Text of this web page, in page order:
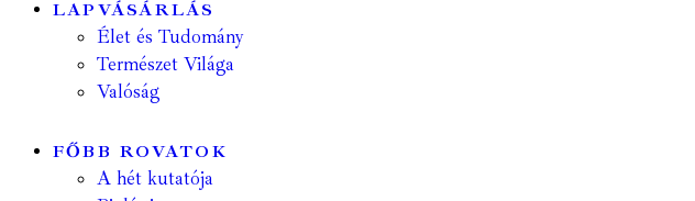
LAPVÁSÁRLÁS
Élet és Tudomány
Természet Világa
Valóság
FŐBB ROVATOK
A hét kutatója